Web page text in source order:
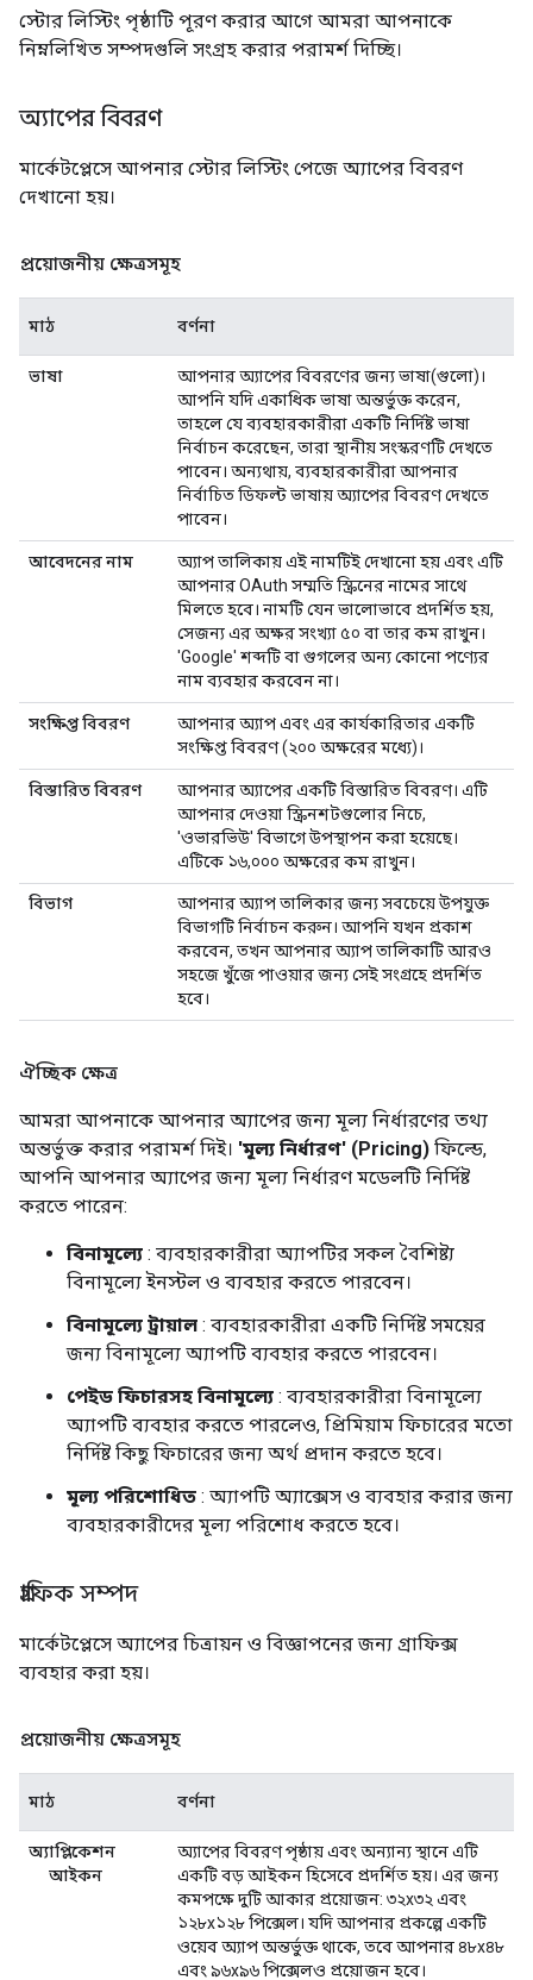
স্টোর লিস্টিং পৃষ্ঠাটি পূরণ করার আগে আমরা আপনাকে
নিম্নলিখিত সম্পদগুলি সংগ্রহ করার পরামর্শ দিচ্ছি।
অ্যাপের বিবরণ
মার্কেটপ্লেসে আপনার স্টোর লিস্টিং পেজে অ্যাপের বিবরণ
দেখানো হয়।
প্রয়োজনীয় ক্ষেত্রসমূহ
মাঠ বর্ণনা
ভাষা
আপনার অ্যাপের বিবরণের জন্য ভাষা(গুলো)।
আপনি যদি একাধিক ভাষা অন্তর্ভুক্ত করেন,
তাহলে যে ব্যবহারকারীরা একটি নির্দিষ্ট ভাষা
নির্বাচন করেছেন, তারা স্থানীয় সংস্করণটি দেখতে
পাবেন। অন্যথায়, ব্যবহারকারীরা আপনার
নির্বাচিত ডিফল্ট ভাষায় অ্যাপের বিবরণ দেখতে
পাবেন।
আবেদনের নাম
অ্যাপ তালিকায় এই নামটিই দেখানো হয় এবং এটি
আপনার OAuth সম্মতি স্ক্রিনের নামের সাথে
মিলতে হবে। নামটি যেন ভালোভাবে প্রদর্শিত হয়,
সেজন্য এর অক্ষর সংখ্যা ৫০ বা তার কম রাখুন।
'Google' শব্দটি বা গুগলের অন্য কোনো পণ্যের
নাম ব্যবহার করবেন না।
সংক্ষিপ্ত বিবরণ
আপনার অ্যাপ এবং এর কার্যকারিতার একটি
সংক্ষিপ্ত বিবরণ (২০০ অক্ষরের মধ্যে)।
বিস্তারিত বিবরণ
আপনার অ্যাপের একটি বিস্তারিত বিবরণ। এটি
আপনার দেওয়া স্ক্রিনশটগুলোর নিচে,
'ওভারভিউ' বিভাগে উপস্থাপন করা হয়েছে।
এটিকে ১৬,০০০ অক্ষরের কম রাখুন।
বিভাগ
আপনার অ্যাপ তালিকার জন্য সবচেয়ে উপযুক্ত
বিভাগটি নির্বাচন করুন। আপনি যখন প্রকাশ
করবেন, তখন আপনার অ্যাপ তালিকাটি আরও
সহজে খুঁজে পাওয়ার জন্য সেই সংগ্রহে প্রদর্শিত
হবে।
ঐচ্ছিক ক্ষেত্র
আমরা আপনাকে আপনার অ্যাপের জন্য মূল্য নির্ধারণের তথ্য
অন্তর্ভুক্ত করার পরামর্শ দিই। 'মূল্য নির্ধারণ' (Pricing) ফিল্ডে,
আপনি আপনার অ্যাপের জন্য মূল্য নির্ধারণ মডেলটি নির্দিষ্ট
করতে পারেন:
বিনামূল্যে : ব্যবহারকারীরা অ্যাপটির সকল বৈশিষ্ট্য
বিনামূল্যে ইনস্টল ও ব্যবহার করতে পারবেন।
বিনামূল্যে ট্রায়াল : ব্যবহারকারীরা একটি নির্দিষ্ট সময়ের
জন্য বিনামূল্যে অ্যাপটি ব্যবহার করতে পারবেন।
পেইড ফিচারসহ বিনামূল্যে : ব্যবহারকারীরা বিনামূল্যে
অ্যাপটি ব্যবহার করতে পারলেও, প্রিমিয়াম ফিচারের মতো
নির্দিষ্ট কিছু ফিচারের জন্য অর্থ প্রদান করতে হবে।
মূল্য পরিশোধিত : অ্যাপটি অ্যাক্সেস ও ব্যবহার করার জন্য
ব্যবহারকারীদের মূল্য পরিশোধ করতে হবে।
গ্রাফিক সম্পদ
মার্কেটপ্লেসে অ্যাপের চিত্রায়ন ও বিজ্ঞাপনের জন্য গ্রাফিক্স
ব্যবহার করা হয়।
প্রয়োজনীয় ক্ষেত্রসমূহ
মাঠ বর্ণনা
অ্যাপ্লিকেশন
আইকন
অ্যাপের বিবরণ পৃষ্ঠায় এবং অন্যান্য স্থানে এটি
একটি বড় আইকন হিসেবে প্রদর্শিত হয়। এর জন্য
কমপক্ষে দুটি আকার প্রয়োজন: ৩২x৩২ এবং
১২৮x১২৮ পিক্সেল। যদি আপনার প্রকল্পে একটি
ওয়েব অ্যাপ অন্তর্ভুক্ত থাকে, তবে আপনার ৪৮x৪৮
এবং ৯৬x৯৬ পিক্সেলও প্রয়োজন হবে।